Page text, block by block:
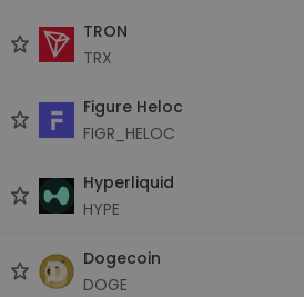
TRON
TRX
Figure Heloc
FIGR_HELOC
Hyperliquid
HYPE
Dogecoin
DOGE